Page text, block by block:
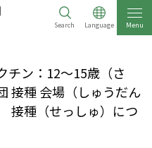
Search Language Menu
チン：12～15歳（さ
種 会場（しゅうだん
接種（せっしゅ）につ